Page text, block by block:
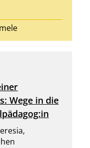
Wege in die